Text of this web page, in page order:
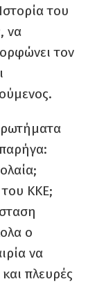
του
να
τον
του ΚΚΕ;
ο
να
πλευρές